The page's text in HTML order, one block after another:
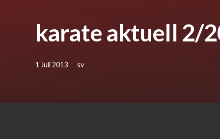
karate aktuell 2/
1 Juli 2013 sv